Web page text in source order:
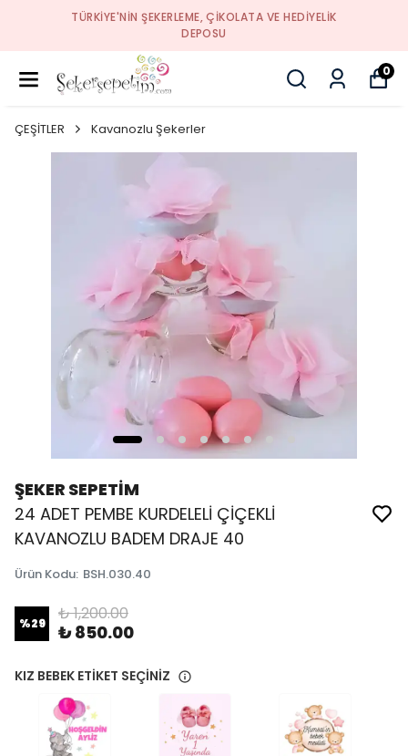
TÜRKIYE'NIN ŞEKERLEME, ÇIKOLATA VE HEDIYELIK
DEPOSU
0
ÇEŞİTLER Kavanozlu Şekerler
ŞEKER SEPETİM
24 ADET PEMBE KURDELELİ ÇİÇEKLİ
KAVANOZLU BADEM DRAJE 40
Ürün Kodu: BSH.030.40
%29 ₺ 1,200.00
₺ 850.00
KIZ BEBEK ETİKET SEÇİNİZ